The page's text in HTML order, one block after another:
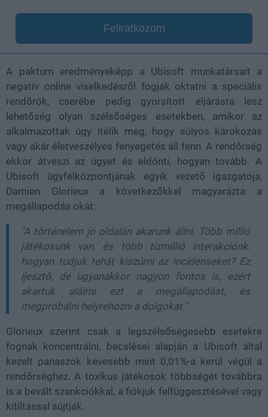
Feliratkozom
A paktum eredményeképp a Ubisoft munkatársait a
negatív online viselkedésről fogják oktatni a speciális
rendőrök, cserébe pedig gyorsított eljárásra lesz
lehetőség olyan szélsőséges esetekben, amikor az
alkalmazottak úgy ítélik meg, hogy súlyos károkozás
vagy akár életveszélyes fenyegetés áll fenn. A rendőrség
ekkor átveszi az ügyet és eldönti, hogyan tovább. A
Ubisoft ügyfélközpontjának egyik vezető igazgatója,
Damien Glorieux a következőkkel magyarázta a
megállapodás okát:
"A történelem jó oldalán akarunk állni. Több millió
játékosunk van, és több tízmillió interakciónk:
hogyan tudjuk tehát kiszúrni az incidenseket? Ez
ijesztő, de ugyanakkor nagyon fontos is, ezért
akartuk aláírni ezt a megállapodást, és
megpróbálni helyrehozni a dolgokat."
Glorieux szerint csak a legszélsőségesebb esetekre
fognak koncentrálni, becslései alapján a Ubisoft által
kezelt panaszok kevesebb mint 0,01%-a kerül végül a
rendőrséghez. A toxikus játékosok többségét továbbra
is a bevált szankciókkal, a fiókjuk felfüggesztésével vagy
kitiltással sújtják.